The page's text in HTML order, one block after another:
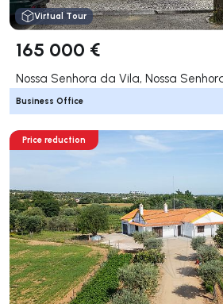
Virtual Tour
165 000 €
Business Office
Price reduction